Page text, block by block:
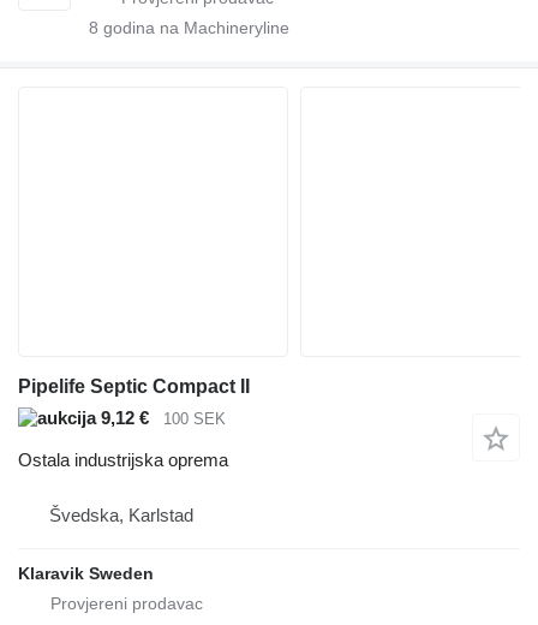
8 godina na Machineryline
Pipelife Septic Compact II
9,12 €
100 SEK
Ostala industrijska oprema
Švedska, Karlstad
Klaravik Sweden